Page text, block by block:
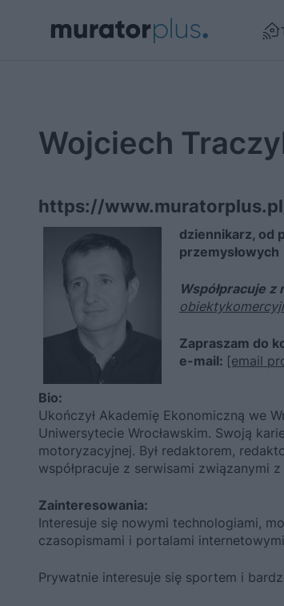
Wojciech
https://
dziennikarz, od
przemysłowych
Współpracuje z
Zapraszam do
e-mail: [email
Bio:
Ukończył Akademię Ekonomiczną we
Uniwersytecie Wrocławskim. Swoją
motoryzacyjnej. Był redaktorem,
współpracuje z serwisami związanymi
Zainteresowania:
Interesuje się nowymi technologiami,
czasopismami i portalami
Prywatnie interesuje się sportem i